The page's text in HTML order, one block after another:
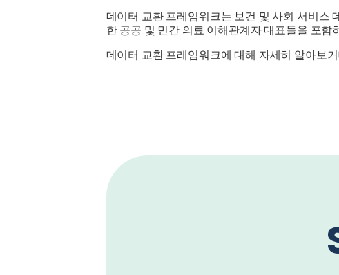
데이터 교환 프레임워크는 보건 및 사회 서비스
한 공공 및 민간 의료 이해관계자 대표들을 포
데이터 교환 프레임워크에 대해 자세히 알아보